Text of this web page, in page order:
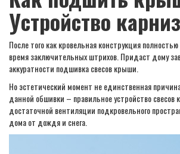
Устройство
После того как кровельная конструкция
время заключительных штрихов. Придаст дому
аккуратности подшивка свесов крыши.
Но эстетический момент не единственная
данной обшивки – правильное устройство свесов
достаточной вентиляции подкровельного
дома от дождя и снега.